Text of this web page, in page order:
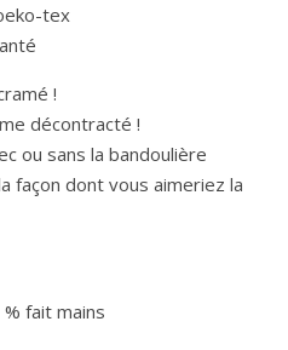
tex
!
décontracté !
ou sans la bandoulière
façon dont vous aimeriez la
fait mains